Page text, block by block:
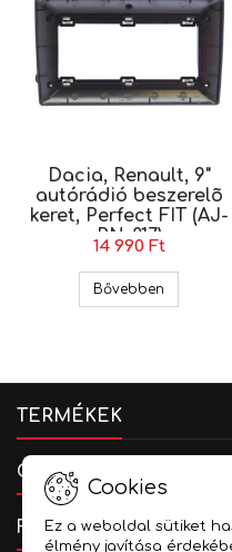
Dacia, Renault, 9"
autórádió beszerelõ
keret, Perfect FIT (AJ-
RN-017)
14 990 Ft
Bővebben Dacia,
TERMÉKEK
CÉGADATOK
FIÓKOD
Cookies
Ez a weboldal sütiket
élmény javítása